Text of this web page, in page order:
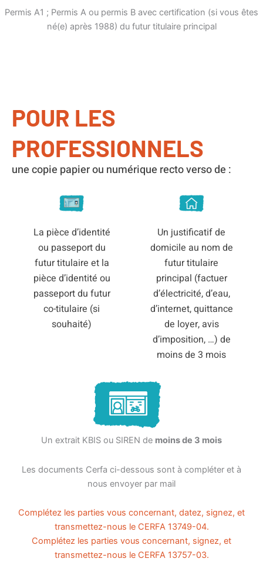
Permis A1 ; Permis A ou permis B avec certification (si vous êtes
né(e) après 1988) du futur titulaire principal
POUR LES
PROFESSIONNELS
une copie papier ou numérique recto verso de :
La pièce d’identité
ou passeport du
futur titulaire et la
pièce d’identité ou
passeport du futur
co-titulaire (si
souhaité)
Un justificatif de
domicile au nom de
futur titulaire
principal (factuer
d’électricité, d’eau,
d’internet, quittance
de loyer, avis
d’imposition, …) de
moins de 3 mois
Un extrait KBIS ou SIREN de moins de 3 mois
Les documents Cerfa ci-dessous sont à compléter et à
nous envoyer par mail
Complétez les parties vous concernant, datez, signez, et
transmettez-nous le CERFA 13749-04.
Complétez les parties vous concernant, signez, et
transmettez-nous le CERFA 13757-03.